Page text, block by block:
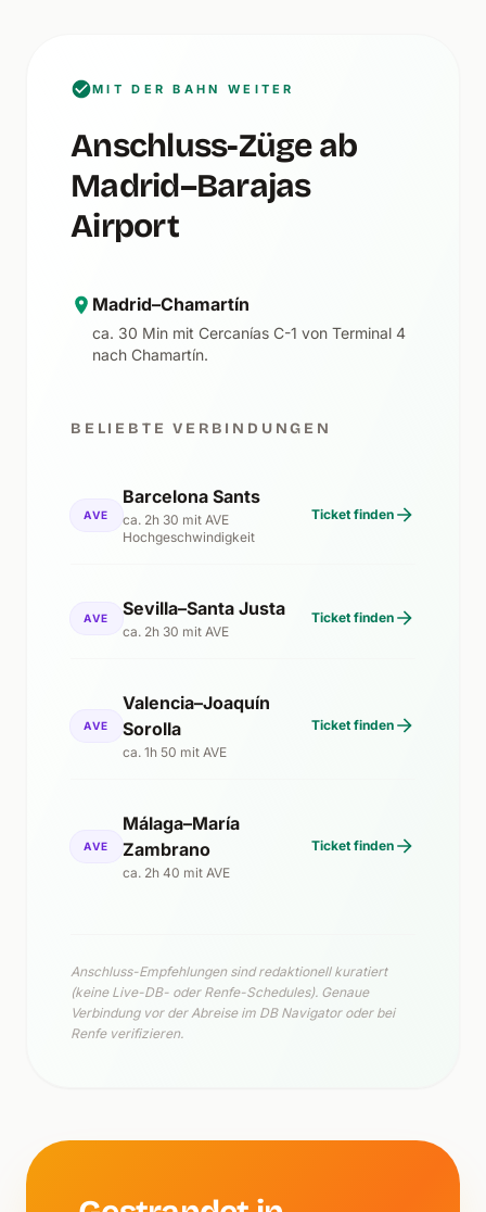
MIT DER BAHN WEITER
Anschluss-Züge ab
Madrid–Barajas
Airport
Madrid–Chamartín
ca. 30 Min mit Cercanías C-1 von Terminal 4
nach Chamartín.
BELIEBTE VERBINDUNGEN
AVE
Barcelona Sants
ca. 2h 30 mit AVE
Hochgeschwindigkeit
Ticket finden
AVE Sevilla–Santa Justa
ca. 2h 30 mit AVE
Ticket finden
AVE
Valencia–Joaquín
Sorolla
ca. 1h 50 mit AVE
Ticket finden
AVE
Málaga–María
Zambrano
ca. 2h 40 mit AVE
Ticket finden
Anschluss-Empfehlungen sind redaktionell kuratiert
(keine Live-DB- oder Renfe-Schedules). Genaue
Verbindung vor der Abreise im DB Navigator oder bei
Renfe verifizieren.